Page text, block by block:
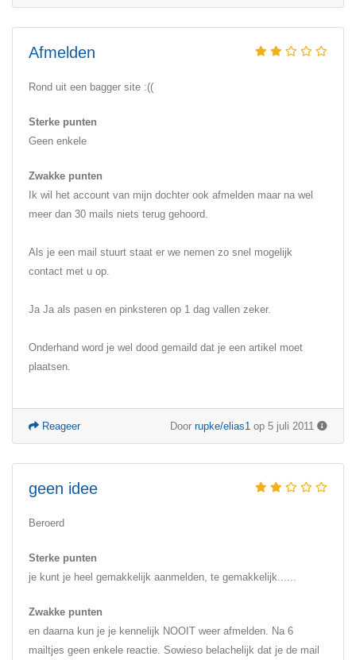
Afmelden
Rond uit een bagger site :((
Sterke punten
Geen enkele
Zwakke punten
Ik wil het account van mijn dochter ook afmelden maar na wel
meer dan 30 mails niets terug gehoord.
Als je een mail stuurt staat er we nemen zo snel mogelijk
contact met u op.
Ja Ja als pasen en pinksteren op 1 dag vallen zeker.
Onderhand word je wel dood gemaild dat je een artikel moet
plaatsen.
Door rupke/elias1 op 5 juli 2011
Reageer
geen idee
Beroerd
Sterke punten
je kunt je heel gemakkelijk aanmelden, te gemakkelijk......
Zwakke punten
en daarna kun je je kennelijk NOOIT weer afmelden. Na 6
mailtjes geen enkele reactie. Sowieso belachelijk dat je de mail